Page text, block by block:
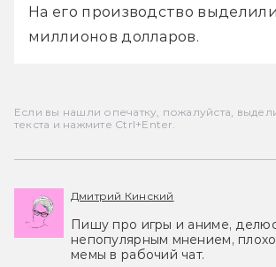
На его производство
миллионов долларов.
Если вы нашли опечатку, пожалуйста,
текста и нажмите Ctrl+Enter.
Дмитрий Кинский
Пишу про игры и аниме,
непопулярным мнением,
мемы в рабочий чат.